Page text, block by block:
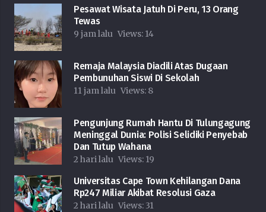
Pesawat Wisata Jatuh Di Peru, 13 Orang
Tewas
9 jam lalu Views: 14
Remaja Malaysia Diadili Atas Dugaan
Pembunuhan Siswi Di Sekolah
11 jam lalu Views: 8
Pengunjung Rumah Hantu Di Tulungagung
Meninggal Dunia: Polisi Selidiki Penyebab
Dan Tutup Wahana
2 hari lalu Views: 19
Universitas Cape Town Kehilangan Dana
Rp247 Miliar Akibat Resolusi Gaza
2 hari lalu Views: 31